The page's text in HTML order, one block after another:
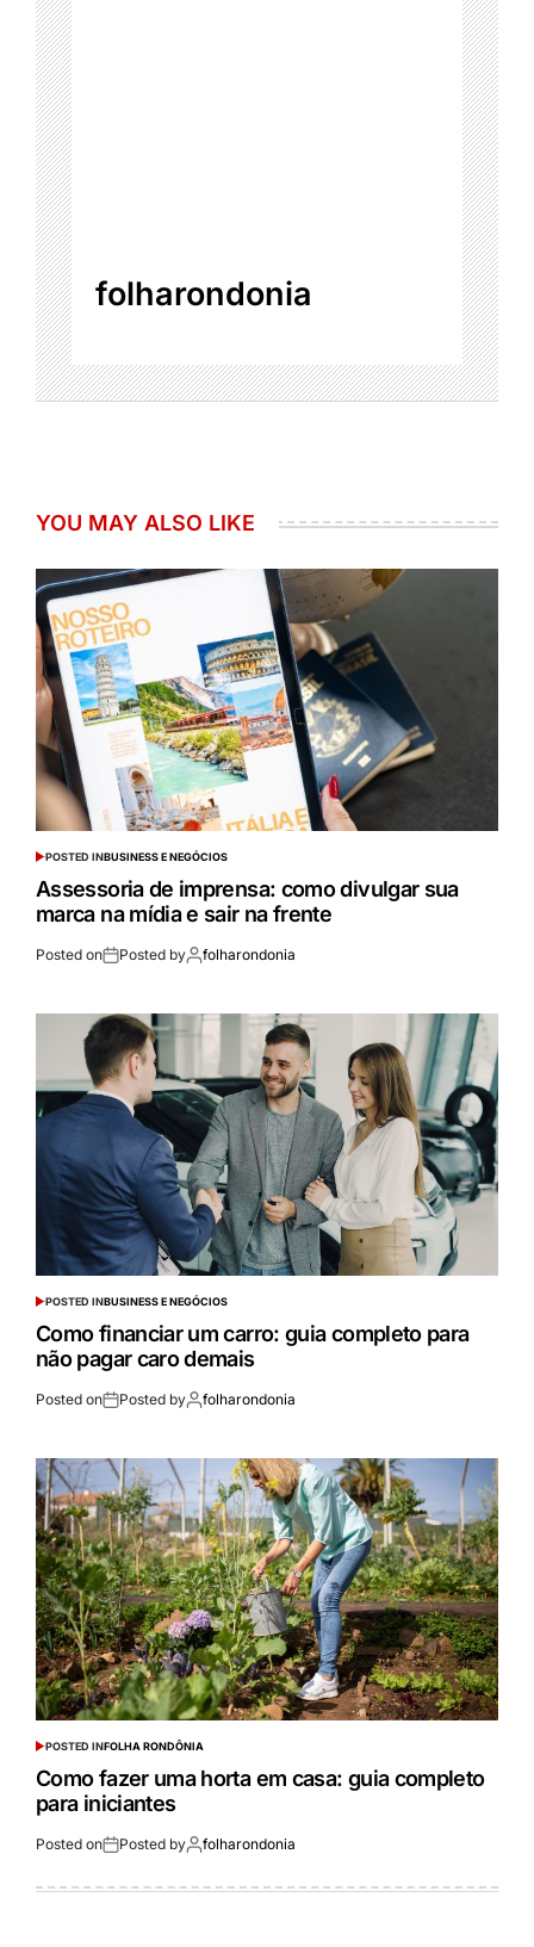
folharondonia
YOU MAY ALSO LIKE
POSTED INBUSINESS E NEGÓCIOS
Assessoria de imprensa: como divulgar sua
marca na mídia e sair na frente
Posted on Posted by folharondonia
POSTED INBUSINESS E NEGÓCIOS
Como financiar um carro: guia completo para
não pagar caro demais
Posted on Posted by folharondonia
POSTED INFOLHA RONDÔNIA
Como fazer uma horta em casa: guia completo
para iniciantes
Posted on Posted by folharondonia